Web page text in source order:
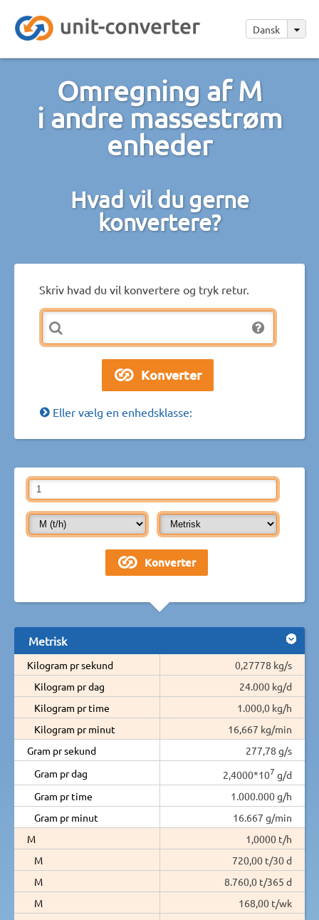
Dansk
Omregning af M
i andre massestrøm
enheder
Hvad vil du gerne
konvertere?
Skriv hvad du vil konvertere og tryk retur.
Eller vælg en enhedsklasse:
Metrisk
Kilogram pr sekund
0,27778 kg/s
Kilogram pr dag
24.000 kg/d
Kilogram pr time
1.000,0 kg/h
Kilogram pr minut
16,667 kg/min
Gram pr sekund
277,78 g/s
Gram pr dag
2,4000*107 g/d
Gram pr time
1.000.000 g/h
Gram pr minut
16.667 g/min
M
1,0000 t/h
M
720,00 t/30 d
M
8.760,0 t/365 d
M
168,00 t/wk